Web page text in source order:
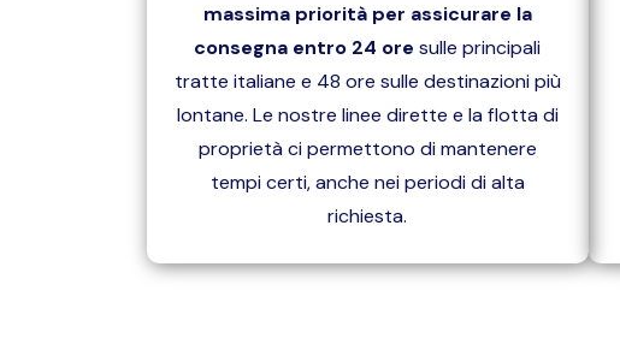
massima priorità per assicurare la
consegna entro 24 oresulle principali
tratte italiane e 48 ore sulle destinazioni più
lontane. Le nostre linee dirette e la flotta di
proprietà ci permettono di mantenere
tempi certi, anche nei periodi di alta
richiesta.